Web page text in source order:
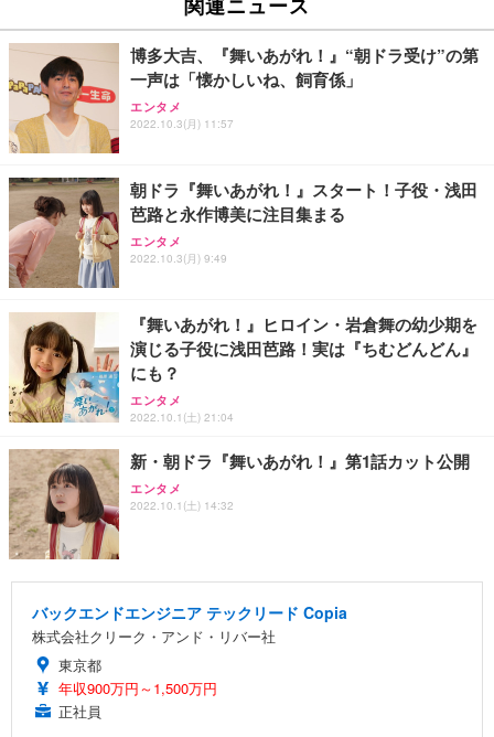
関連ニュース
博多大吉、『舞いあがれ！』“朝ドラ受け”の第
一声は「懐かしいね、飼育係」
エンタメ
2022.10.3(月) 11:57
朝ドラ『舞いあがれ！』スタート！子役・浅田
芭路と永作博美に注目集まる
エンタメ
2022.10.3(月) 9:49
『舞いあがれ！』ヒロイン・岩倉舞の幼少期を
演じる子役に浅田芭路！実は『ちむどんどん』
にも？
エンタメ
2022.10.1(土) 21:04
新・朝ドラ『舞いあがれ！』第1話カット公開
エンタメ
2022.10.1(土) 14:32
バックエンドエンジニア テックリード Copia
株式会社クリーク・アンド・リバー社
東京都
年収900万円～1,500万円
正社員